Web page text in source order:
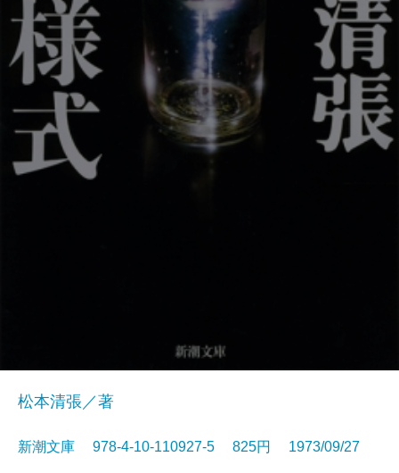
松本清張／著
新潮文庫 978-4-10-110927-5 825円 1973/09/27